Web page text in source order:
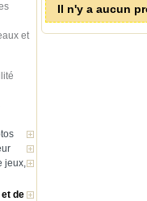
et
jeux,
de
Il n'y a aucun